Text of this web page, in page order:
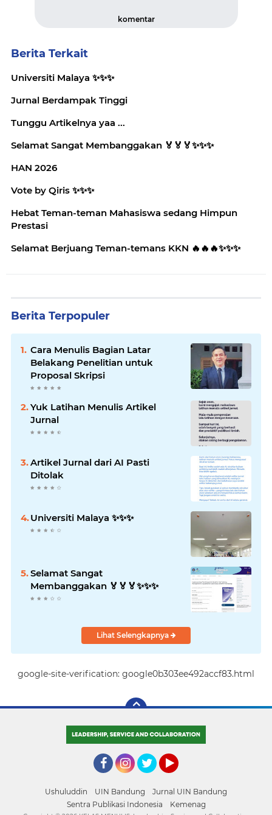
komentar
Berita Terkait
Universiti Malaya ✨️✨️✨️
Jurnal Berdampak Tinggi
Tunggu Artikelnya yaa ...
Selamat Sangat Membanggakan 🏅🏅🏅✨️✨️✨️
HAN 2026
Vote by Qiris ✨️✨️✨️
Hebat Teman-teman Mahasiswa sedang Himpun
Prestasi
Selamat Berjuang Teman-temans KKN 🔥🔥🔥✨️✨️✨️
Berita Terpopuler
Cara Menulis Bagian Latar
Belakang Penelitian untuk
Proposal Skripsi
Yuk Latihan Menulis Artikel
Jurnal
Artikel Jurnal dari AI Pasti
Ditolak
Universiti Malaya ✨️✨️✨️
Selamat Sangat
Membanggakan 🏅🏅🏅✨️✨️✨️
Lihat Selengkapnya
google-site-verification: google0b303ee492accf83.html
Ushuluddin UIN Bandung
Jurnal UIN Bandung
Sentra Publikasi Indonesia
Kemenag